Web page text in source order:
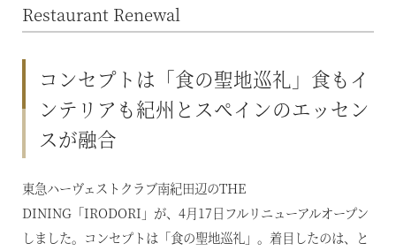
Restaurant Renewal
コンセプトは「食の聖地巡礼」食もイ
ンテリアも紀州とスペインのエッセン
スが融合
東急ハーヴェストクラブ南紀田辺のTHE
DINING「IRODORI」が、4月17日フルリニューアルオープン
しました。コンセプトは「食の聖地巡礼」。着目したのは、と